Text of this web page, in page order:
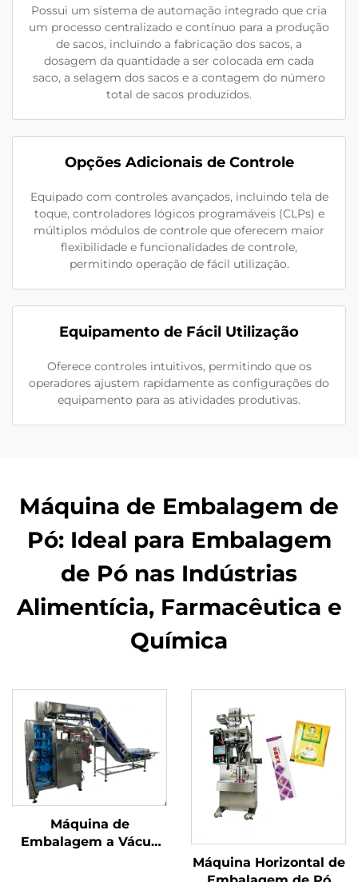
Possui um sistema de automação integrado que cria
um processo centralizado e contínuo para a produção
de sacos, incluindo a fabricação dos sacos, a
dosagem da quantidade a ser colocada em cada
saco, a selagem dos sacos e a contagem do número
total de sacos produzidos.
Opções Adicionais de Controle
Equipado com controles avançados, incluindo tela de
toque, controladores lógicos programáveis (CLPs) e
múltiplos módulos de controle que oferecem maior
flexibilidade e funcionalidades de controle,
permitindo operação de fácil utilização.
Equipamento de Fácil Utilização
Oferece controles intuitivos, permitindo que os
operadores ajustem rapidamente as configurações do
equipamento para as atividades produtivas.
Máquina de Embalagem de
Pó: Ideal para Embalagem
de Pó nas Indústrias
Alimentícia, Farmacêutica e
Química
Máquina de
Embalagem a Vácuo
Máquina Horizontal de